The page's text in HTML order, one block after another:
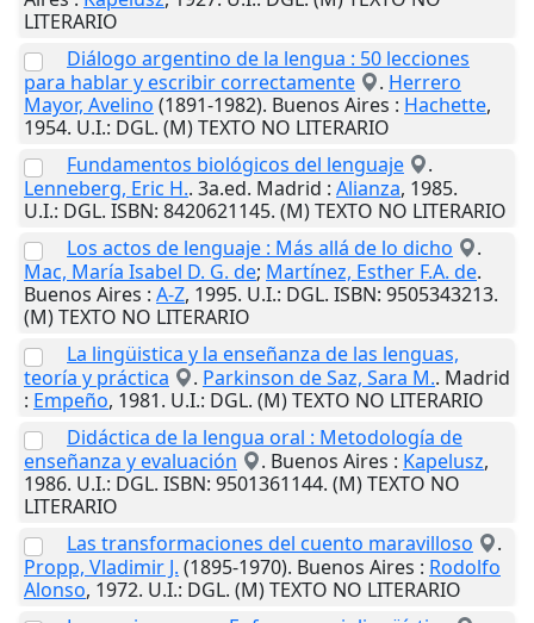
LITERARIO
Diálogo argentino de la lengua : 50 lecciones
para hablar y escribir correctamente
. Herrero
Mayor, Avelino (1891-1982). Buenos Aires : Hachette,
1954. U.I.: DGL. (M) TEXTO NO LITERARIO
Fundamentos biológicos del lenguaje
.
Lenneberg, Eric H.. 3a.ed. Madrid : Alianza, 1985.
U.I.: DGL. ISBN: 8420621145. (M) TEXTO NO LITERARIO
Los actos de lenguaje : Más allá de lo dicho
.
Mac, María Isabel D. G. de; Martínez, Esther F.A. de.
Buenos Aires : A-Z, 1995. U.I.: DGL. ISBN: 9505343213.
(M) TEXTO NO LITERARIO
La lingüistica y la enseñanza de las lenguas,
teoría y práctica
. Parkinson de Saz, Sara M.. Madrid
: Empeño, 1981. U.I.: DGL. (M) TEXTO NO LITERARIO
Didáctica de la lengua oral : Metodología de
enseñanza y evaluación
. Buenos Aires : Kapelusz,
1986. U.I.: DGL. ISBN: 9501361144. (M) TEXTO NO
LITERARIO
Las transformaciones del cuento maravilloso
.
Propp, Vladimir J. (1895-1970). Buenos Aires : Rodolfo
Alonso, 1972. U.I.: DGL. (M) TEXTO NO LITERARIO